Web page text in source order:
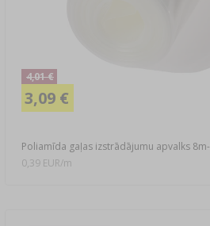
Poliamīda gaļas izstrādājumu apvalks
4,01 €
3,09 €
0,39 EUR/m